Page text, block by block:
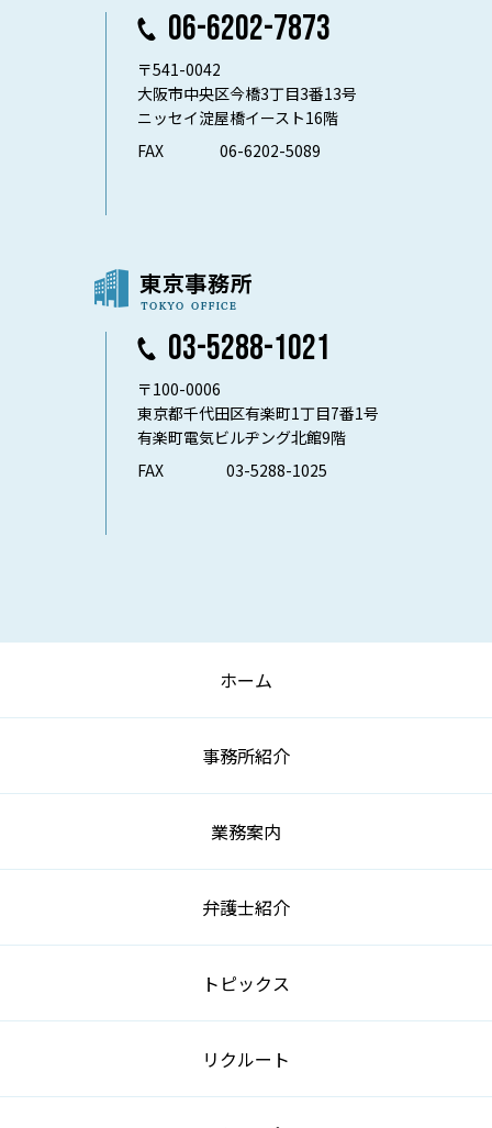
06-6202-7873
〒541-0042
大阪市中央区今橋3丁目3番13号
ニッセイ淀屋橋イースト16階
FAX
06-6202-5089
03-5288-1021
〒100-0006
東京都千代田区有楽町1丁目7番1号
有楽町電気ビルヂング北館9階
FAX
03-5288-1025
ホーム
事務所紹介
業務案内
弁護士紹介
トピックス
リクルート